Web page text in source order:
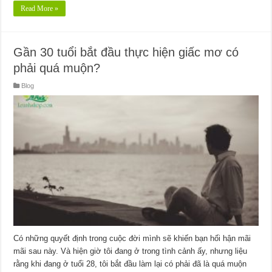
Read More »
Gần 30 tuổi bắt đầu thực hiện giấc mơ có
phải quá muộn?
Blog
Có những quyết định trong cuộc đời mình sẽ khiến bạn hối hận mãi
mãi sau này. Và hiện giờ tôi đang ở trong tình cảnh ấy, nhưng liệu
rằng khi đang ở tuổi 28, tôi bắt đầu làm lại có phải đã là quá muộn